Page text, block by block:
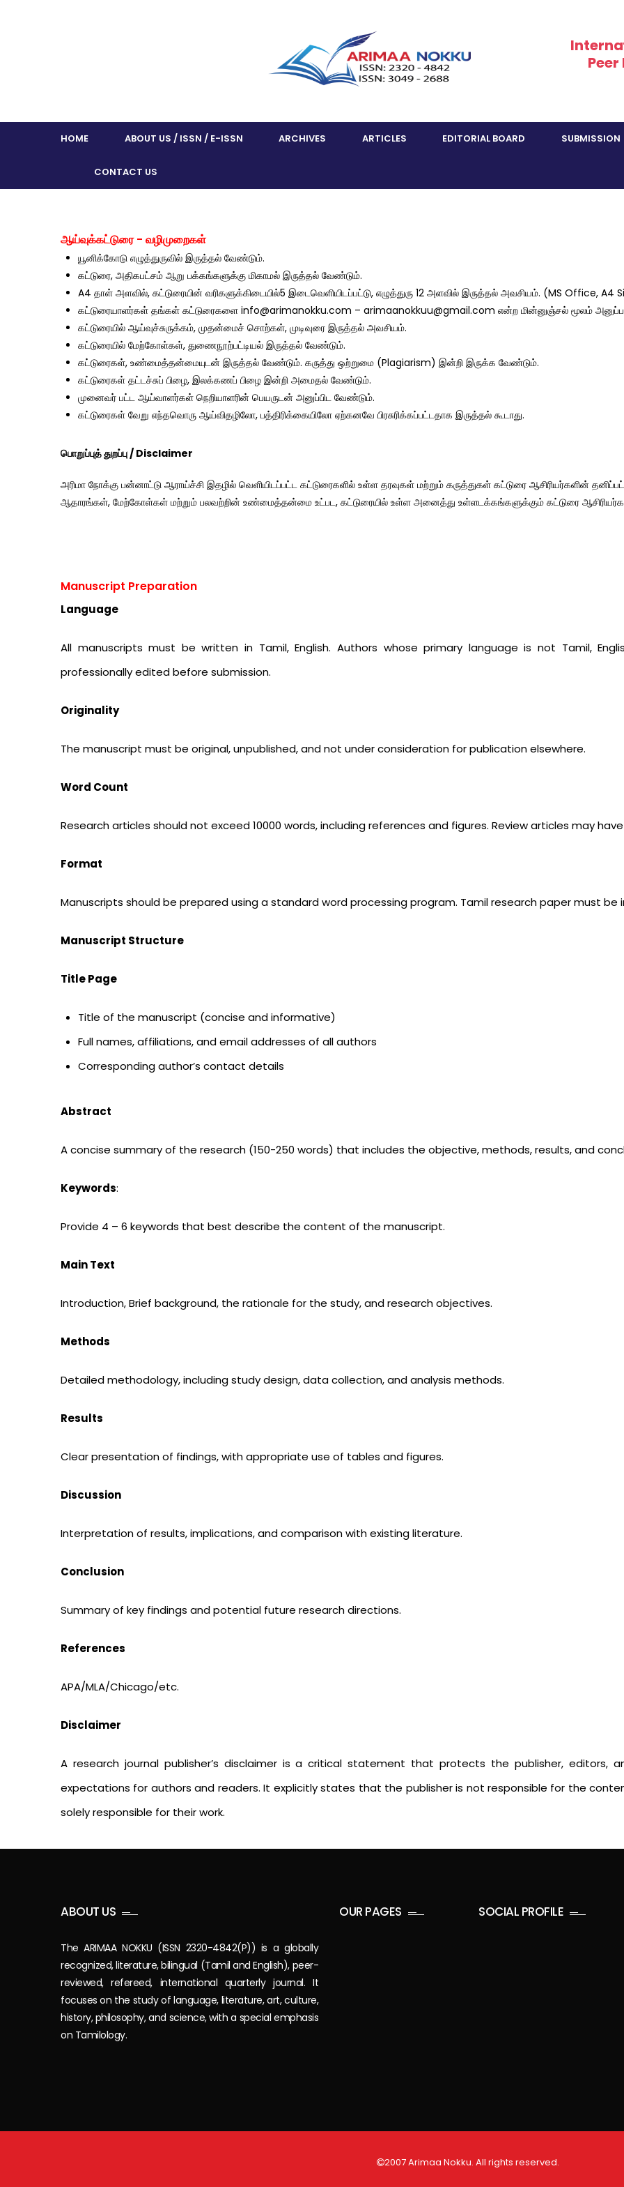
HOME ABOUT US / ISSN / E-ISSN ARCHIVES ARTICLES EDITORIAL BOARD SUBMISSION
CONTACT US
ஆய்வுக்கட்டுரை - வழிமுறைகள்
யூனிக்கோடு எழுத்துருவில் இருத்தல் வேண்டும்.
கட்டுரை, அதிகபட்சம் ஆறு பக்கங்களுக்கு மிகாமல் இருத்தல் வேண்டும்.
A4 தாள் அளவில், கட்டுரையின் வரிகளுக்கிடையில்5 இடைவெளியிடப்பட்டு, எழுத்துரு 12 அளவில் இருத்தல் அவசியம். (MS Office, A4
கட்டுரையாளர்கள் தங்கள் கட்டுரைகளை info@arimanokku.com – arimaanokkuu@gmail.com என்ற மின்னுஞ்சல் மூலம்
கட்டுரையில் ஆய்வுச்சுருக்கம், முதன்மைச் சொற்கள், முடிவுரை இருத்தல் அவசியம்.
கட்டுரையில் மேற்கோள்கள், துணைநூற்பட்டியல் இருத்தல் வேண்டும்.
கட்டுரைகள், உண்மைத்தன்மையுடன் இருத்தல் வேண்டும். கருத்து ஒற்றுமை (Plagiarism) இன்றி இருக்க வேண்டும்.
கட்டுரைகள் தட்டச்சுப் பிழை, இலக்கணப் பிழை இன்றி அமைதல் வேண்டும்.
முனைவர் பட்ட ஆய்வாளர்கள் நெறியாளரின் பெயருடன் அனுப்பிட வேண்டும்.
கட்டுரைகள் வேறு எந்தவொரு ஆய்விதழிலோ, பத்திரிக்கையிலோ ஏற்கனவே பிரசுரிக்கப்பட்டதாக இருத்தல் கூடாது.
பொறுப்புத் துறப்பு / Disclaimer
அரிமா நோக்கு பன்னாட்டு ஆராய்ச்சி இதழில் வெளியிடப்பட்ட கட்டுரைகளில் உள்ள தரவுகள் மற்றும் கருத்துகள் கட்டுரை ஆசிரியர்களின்
ஆதாரங்கள், மேற்கோள்கள் மற்றும் பலவற்றின் உண்மைத்தன்மை உட்பட, கட்டுரையில் உள்ள அனைத்து உள்ளடக்கங்களுக்கும் கட்டுரை
Manuscript Preparation
Language
All manuscripts must be written in Tamil, English. Authors whose primary language is not Tamil,
professionally edited before submission.
Originality
The manuscript must be original, unpublished, and not under consideration for publication elsewhere.
Word Count
Research articles should not exceed 10000 words, including references and figures. Review articles may
Format
Manuscripts should be prepared using a standard word processing program. Tamil research paper must be
Manuscript Structure
Title Page
Title of the manuscript (concise and informative)
Full names, affiliations, and email addresses of all authors
Corresponding author’s contact details
Abstract
A concise summary of the research (150-250 words) that includes the objective, methods, results, and
Keywords:
Provide 4 – 6 keywords that best describe the content of the manuscript.
Main Text
Introduction, Brief background, the rationale for the study, and research objectives.
Methods
Detailed methodology, including study design, data collection, and analysis methods.
Results
Clear presentation of findings, with appropriate use of tables and figures.
Discussion
Interpretation of results, implications, and comparison with existing literature.
Conclusion
Summary of key findings and potential future research directions.
References
APA/MLA/Chicago/etc.
Disclaimer
A research journal publisher’s disclaimer is a critical statement that protects the publisher, editors,
expectations for authors and readers. It explicitly states that the publisher is not responsible for the
solely responsible for their work.
ABOUT US
The ARIMAA NOKKU (ISSN 2320-4842(P)) is a globally
recognized, literature, bilingual (Tamil and English), peer-
reviewed, refereed, international quarterly journal. It
focuses on the study of language, literature, art, culture,
history, philosophy, and science, with a special emphasis
on Tamilology.
OUR PAGES SOCIAL PROFILE
2007 Arimaa Nokku. All rights reserved.